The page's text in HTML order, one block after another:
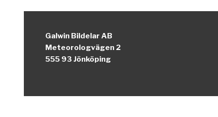
Galwin Bildelar AB
Meteorologvägen 2
555 93 Jönköping